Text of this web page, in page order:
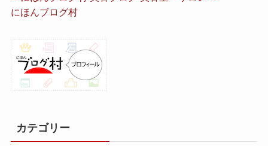
にほんブログ村
カテゴリー